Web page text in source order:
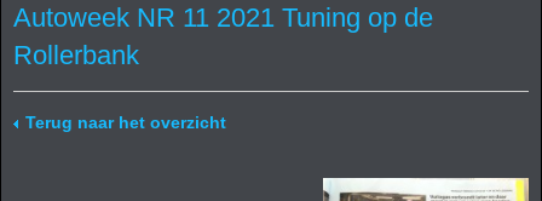
Autoweek NR 11 2021 Tuning op de
Rollerbank
Terug naar het overzicht